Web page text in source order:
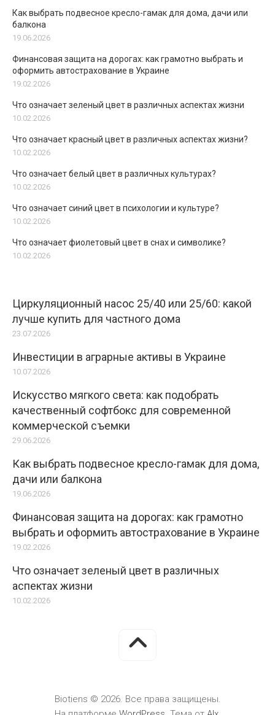
Как выбрать подвесное кресло-гамак для дома, дачи или
балкона
19.06.2026
Финансовая защита на дорогах: как грамотно выбрать и
оформить автострахование в Украине
19.02.2026
Что означает зеленый цвет в различных аспектах жизни
10.02.2026
Что означает красный цвет в различных аспектах жизни?
10.02.2026
Что означает белый цвет в различных культурах?
10.02.2026
Что означает синий цвет в психологии и культуре?
10.02.2026
Что означает фиолетовый цвет в снах и символике?
10.02.2026
Циркуляционный насос 25/40 или 25/60: какой
лучше купить для частного дома
23.07.2026
Инвестиции в аграрные активы в Украине
10.07.2026
Искусство мягкого света: как подобрать
качественный софтбокс для современной
коммерческой съемки
29.06.2026
Как выбрать подвесное кресло-гамак для дома,
дачи или балкона
19.06.2026
Финансовая защита на дорогах: как грамотно
выбрать и оформить автострахование в Украине
19.02.2026
Что означает зеленый цвет в различных
аспектах жизни
10.02.2026
Biotiens © 2026. Все права защищены.